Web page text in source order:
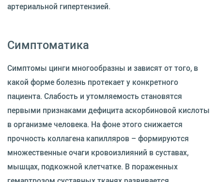
артериальной гипертензией.
Симптоматика
Симптомы цинги многообразны и зависят от того, в
какой форме болезнь протекает у конкретного
пациента. Слабость и утомляемость становятся
первыми признаками дефицита аскорбиновой кислоты
в организме человека. На фоне этого снижается
прочность коллагена капилляров – формируются
множественные очаги кровоизлияний в суставах,
мышцах, подкожной клетчатке. В пораженных